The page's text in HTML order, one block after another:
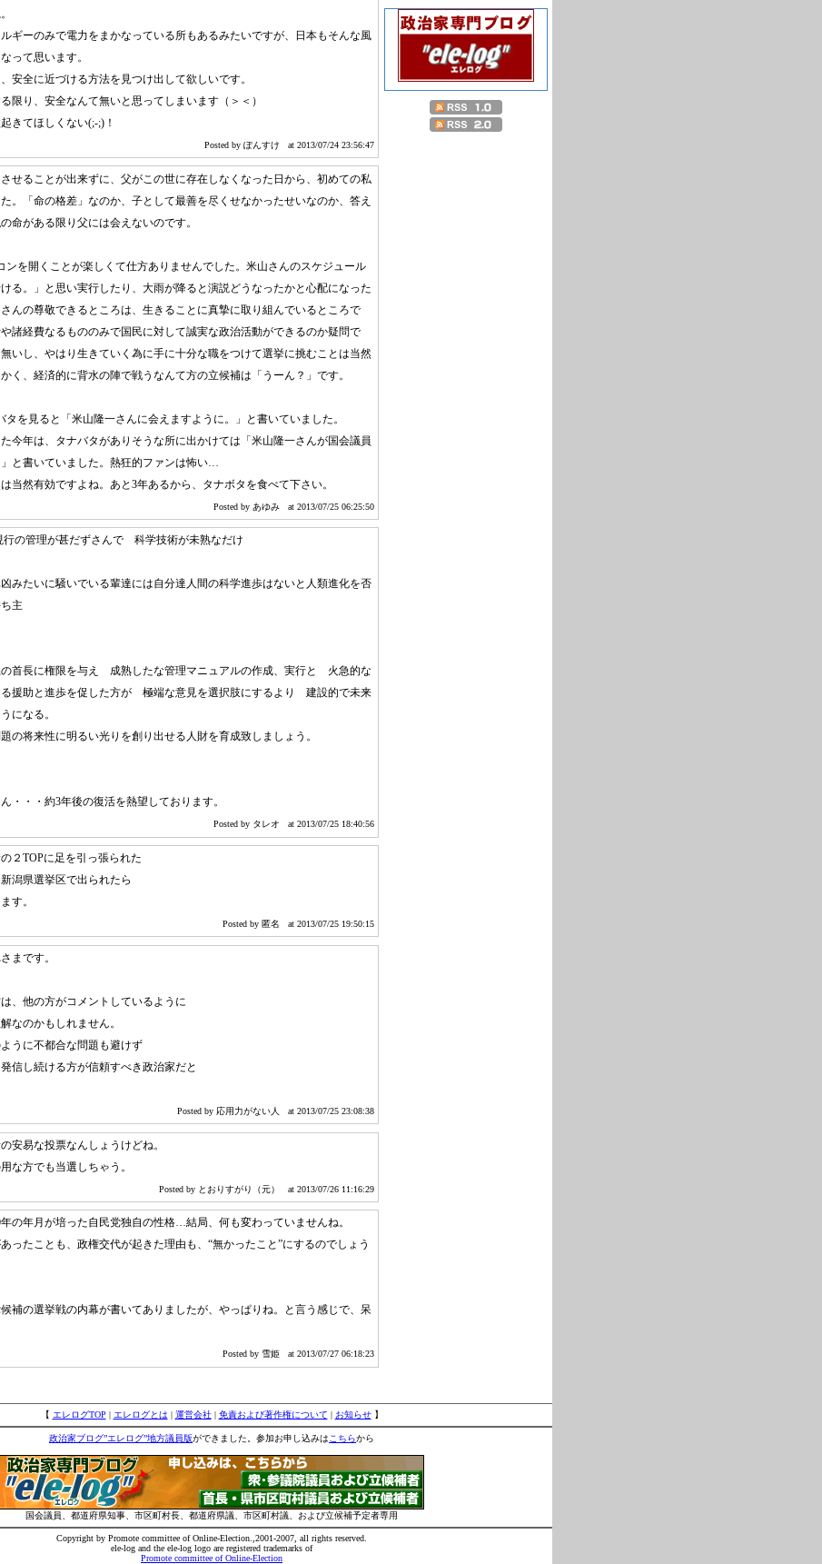
ギーのみで電力をまかなっている所もあるみたいですが、日本もそんな風
って思います。
安全に近づける方法を見つけ出して欲しいです。
限り、安全なんて無いと思ってしまいます（＞＜）
きてほしくない(;-;)！
Posted by ぽんすけ at 2013/07/24 23:56:47
せることが出来ずに、父がこの世に存在しなくなった日から、初めての私
。「命の格差」なのか、子として最善を尽くせなかったせいなのか、答え
命がある限り父には会えないのです。
ンを開くことが楽しくて仕方ありませんでした。米山さんのスケジュール
る。」と思い実行したり、大雨が降ると演説どうなったかと心配になった
の尊敬できるところは、生きることに真摯に取り組んでいるところで
諸経費なるもののみで国民に対して誠実な政治活動ができるのか疑問で
いし、やはり生きていく為に手に十分な職をつけて選挙に挑むことは当然
く、経済的に背水の陣で戦うなんて方の立候補は「うーん？」です。
タを見ると「米山隆一さんに会えますように。」と書いていました。
今年は、タナバタがありそうな所に出かけては「米山隆一さんが国会議員
と書いていました。熱狂的ファンは怖い…
当然有効ですよね。あと3年あるから、タナボタを食べて下さい。
Posted by あゆみ at 2013/07/25 06:25:50
の管理が甚だずさんで 科学技術が未熟なだけ
みたいに騒いでいる輩達には自分達人間の科学進歩はないと人類進化を否
主
の首長に権限を与え 成熟したな管理マニュアルの作成、実行と 火急的な
る援助と進歩を促した方が 極端な意見を選択肢にするより 建設的で未来
になる。
の将来性に明るい光りを創り出せる人財を育成致しましょう。
・・約3年後の復活を熱望しております。
Posted by タレオ at 2013/07/25 18:40:56
TOPに足を引っ張られた
潟県選挙区で出られたら
す。
Posted by 匿名 at 2013/07/25 19:50:15
まです。
、他の方がコメントしているように
なのかもしれません。
うに不都合な問題も避けず
信し続ける方が信頼すべき政治家だと
Posted by 応用力がない人 at 2013/07/25 23:08:38
安易な投票なんしょうけどね。
な方でも当選しちゃう。
Posted by とおりすがり（元） at 2013/07/26 11:16:29
の年月が培った自民党独自の性格…結局、何も変わっていませんね。
ったことも、政権交代が起きた理由も、“無かったこと”にするのでしょう
補の選挙戦の内幕が書いてありましたが、やっぱりね。と言う感じで、呆
Posted by 雪姫 at 2013/07/27 06:18:23
【 エレログTOP | エレログとは | 運営会社| 免責および著作権について | お知らせ】
政治家ブログ”エレログ”地方議員版ができました。参加お申し込みはこちらから
国会議員、都道府県知事、市区町村長、都道府県議、市区町村議、および立候補予定者専用
Copyright by Promote committee of Online-Election.,2001-2007, all rights reserved.
ele-log and the ele-log logo are registered trademarks of
Promote committee of Online-Election